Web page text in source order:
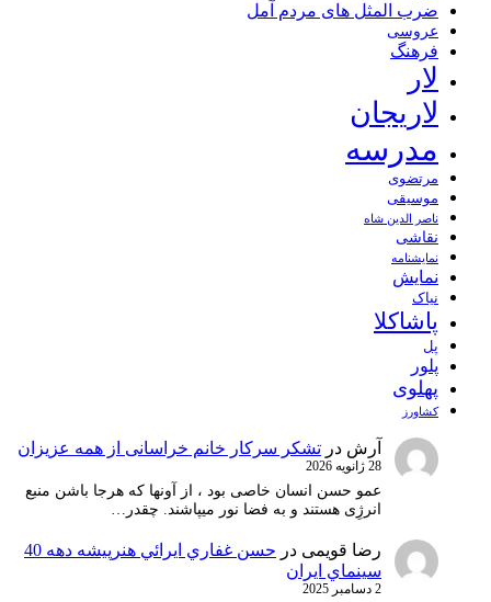
ضرب المثل های مردم آمل
عروسی
فرهنگ
لار
لاریجان
مدرسه
مرتضوی
موسیقی
ناصر الدین شاه
نقاشی
نمايشنامه
نمایش
نیاک
پاشاکلا
پل
پلور
پهلوی
کشاورز
آرش در تشکر سرکار خانم خراسانی از همه عزیزان
28 ژانویه 2026
عمو حسن انسان خاصی بود ، از آونها که هرجا باشن منبع
انرژِی هستند و به فضا نور میپاشند. چقدر…
رضا قویمی در
حسن غفاري ايرائي هنرپيشه دهه 40
سينماي ايران
2 دسامبر 2025